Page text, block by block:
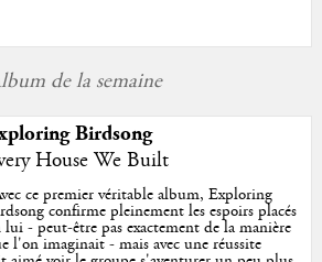
de la semaine
Birdsong
House We Built
ce premier véritable album, Exploring
confirme pleinement les espoirs placés
lui - peut-être pas exactement de la manière
l'on imaginait - mais avec une réussite